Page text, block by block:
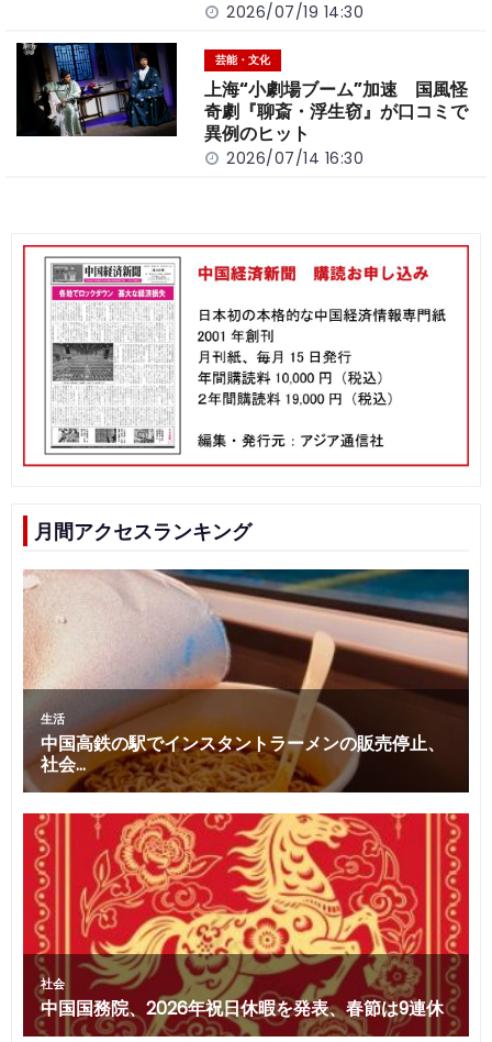
2026/07/19 14:30
芸能・文化
上海“小劇場ブーム”加速 国風怪
奇劇『聊斎・浮生窃』が口コミで
異例のヒット
2026/07/14 16:30
月間アクセスランキング